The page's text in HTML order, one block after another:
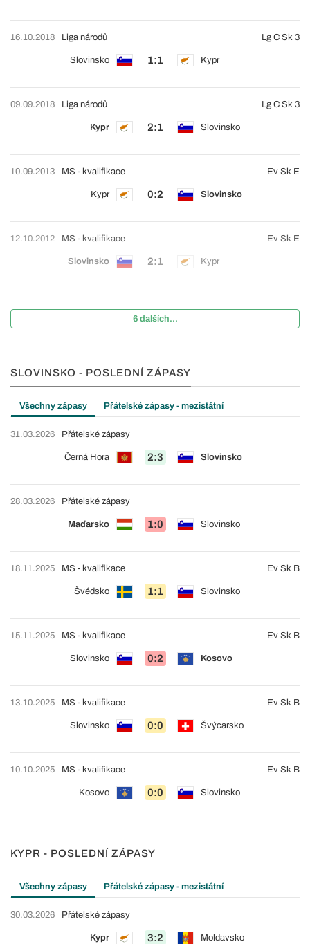
16.10.2018
Slovinsko 1:1 Kypr
Liga národů Lg C Sk 3
09.09.2018
Kypr 2:1 Slovinsko
Liga národů Lg C Sk 3
10.09.2013
Kypr 0:2 Slovinsko
MS - kvalifikace Ev Sk E
12.10.2012
Slovinsko 2:1 Kypr
MS - kvalifikace Ev Sk E
6 dalších...
SLOVINSKO - POSLEDNÍ ZÁPASY
Všechny zápasy Přátelské zápasy - mezistátní
31.03.2026
Černá Hora 2:3 Slovinsko
Přátelské zápasy
28.03.2026
Maďarsko 1:0 Slovinsko
Přátelské zápasy
18.11.2025
Švédsko 1:1 Slovinsko
MS - kvalifikace Ev Sk B
15.11.2025
Slovinsko 0:2 Kosovo
MS - kvalifikace Ev Sk B
13.10.2025
Slovinsko 0:0 Švýcarsko
MS - kvalifikace Ev Sk B
10.10.2025
Kosovo 0:0 Slovinsko
MS - kvalifikace Ev Sk B
KYPR - POSLEDNÍ ZÁPASY
Všechny zápasy Přátelské zápasy - mezistátní
30.03.2026
Kypr 3:2 Moldavsko
Přátelské zápasy